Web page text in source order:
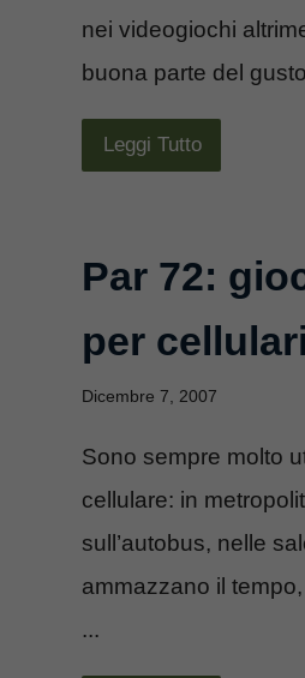
nei videogiochi
buona parte del
Leggi Tutto
Par 72:
per cellulari
Dicembre 7, 2007
Sono sempre molto
cellulare: in
sull’autobus, nelle
ammazzano il
...